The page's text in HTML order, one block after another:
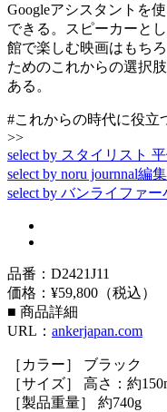
Googleアシスタントを
できる。スピーカーと
館で楽しむ映画はもち
ためのこれからの選択
ある。
#これからの時代に役立
>>
select by スタイリスト
select by noru journnal編
select by バンライファ
品番：D2421J11
価格：¥59,800（税込）
■ 商品詳細
URL： ankerjapan.com
［カラー］ ブラック
［サイズ］ 高さ：約
［製品重量］ 約740g